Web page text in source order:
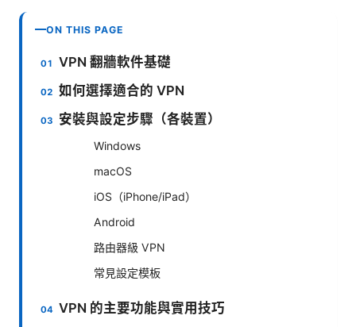
ON THIS PAGE
VPN 翻牆軟件基礎
如何選擇適合的 VPN
安裝與設定步驟（各裝置）
Windows
macOS
iOS（iPhone/iPad）
Android
路由器級 VPN
常見設定模板
VPN 的主要功能與實用技巧